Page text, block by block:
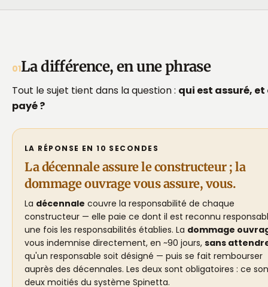
01La différence, en une phrase
Tout le sujet tient dans la question : qui est assuré,
payé ?
LA RÉPONSE EN 10 SECONDES
La décennale assure le constructeur ; la
dommage ouvrage vous assure, vous.
La décennale couvre la responsabilité de chaque
constructeur — elle paie ce dont il est reconnu
une fois les responsabilités établies. La dommage
vous indemnise directement, en ~90 jours, sans
qu'un responsable soit désigné — puis se fait rembourser
auprès des décennales. Les deux sont obligatoires : ce
deux moitiés du système Spinetta.